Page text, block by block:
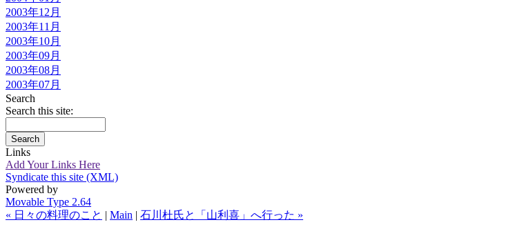
2003年12月
2003年11月
2003年10月
2003年09月
2003年08月
2003年07月
Search
Search this site:
Links
Add Your Links Here
Syndicate this site (XML)
Powered by
Movable Type 2.64
« 日々の料理のこと | Main | 石川杜氏と「山利喜」へ行った »